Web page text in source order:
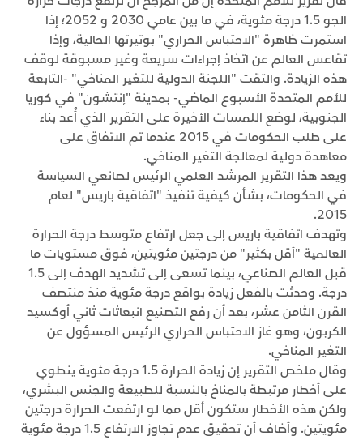
الجو 1.5 درجة مئوية، في ما بين عامي 2030 و 2052؛ إذا
استمرت ظاهرة "الاحتباس الحراري" بوتيرتها الحالية، وإذا
تقاعس العالم عن اتخاذ إجراءات سريعة وغير مسبوقة لوقف
هذه الزيادة. والتقت "اللجنة الدولية للتغير المناخي" -التابعة
للأمم المتحدة الأسبوع الماضي- بمدينة "إنتشون" في كوريا
الجنوبية، لوضع اللمسات الأخيرة على التقرير الذي أُعد بناء
على طلب الحكومات في 2015 عندما تم الاتفاق على
معاهدة دولية لمعالجة التغير المناخي.
ويعد هذا التقرير المرشد العلمي الرئيس لصانعي السياسة
في الحكومات، بشأن كيفية تنفيذ "اتفاقية باريس" لعام
2015.
وتهدف اتفاقية باريس إلى جعل ارتفاع متوسط درجة الحرارة
العالمية "أقل بكثير" من درجتين مئويتين، فوق مستويات ما
قبل العالم الصناعي، بينما تسعى إلى تشديد الهدف إلى 1.5
درجة. وحدثت بالفعل زيادة بواقع درجة مئوية منذ منتصف
القرن الثامن عشر، بعد أن رفع التصنيع انبعاثات ثاني أوكسيد
الكربون، وهو غاز الاحتباس الحراري الرئيس المسؤول عن
التغير المناخي.
وقال ملخص التقرير إن زيادة الحرارة 1.5 درجة مئوية ينطوي
على أخطار مرتبطة بالمناخ بالنسبة للطبيعة والجنس البشري،
ولكن هذه الأخطار ستكون أقل مما لو ارتفعت الحرارة درجتين
مئويتين. وأضاف أن تحقيق عدم تجاوز الارتفاع 1.5 درجة مئوية